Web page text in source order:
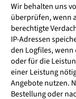
Wir behalten uns
überprüfen, wenn
berechtigte
IP-Adressen
den Logfiles,
oder für die
einer Leistung
Angebote nutzen.
Bestellung oder